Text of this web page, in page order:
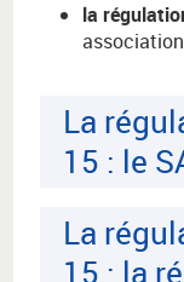
la
La
15 : le
La
15 : la